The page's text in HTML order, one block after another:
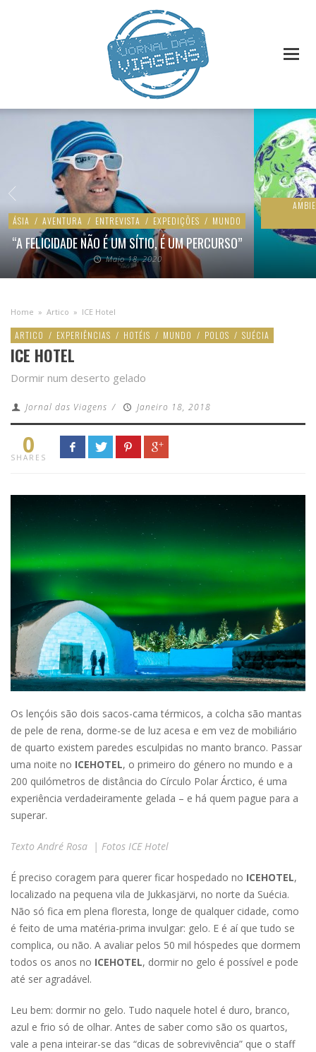
ÁSIA / AVENTURA / ENTREVISTA / EXPEDIÇÕES / MUNDO
“A FELICIDADE NÃO É UM SÍTIO, É UM PERCURSO”
Maio 18, 2020
Home » Artico » ICE Hotel
ARTICO / EXPERIÊNCIAS / HOTÉIS / MUNDO / POLOS / SUÉCIA
ICE HOTEL
Dormir num deserto gelado
Jornal das Viagens / Janeiro 18, 2018
0
SHARES
Os lençóis são dois sacos-cama térmicos, a colcha são mantas
de pele de rena, dorme-se de luz acesa e em vez de mobiliário
de quarto existem paredes esculpidas no manto branco. Passar
uma noite no ICEHOTEL, o primeiro do género no mundo e a
200 quilómetros de distância do Círculo Polar Árctico, é uma
experiência verdadeiramente gelada – e há quem pague para a
superar.
Texto André Rosa | Fotos ICE Hotel
É preciso coragem para querer ficar hospedado no ICEHOTEL,
localizado na pequena vila de Jukkasjärvi, no norte da Suécia.
Não só fica em plena floresta, longe de qualquer cidade, como
é feito de uma matéria-prima invulgar: gelo. E é aí que tudo se
complica, ou não. A avaliar pelos 50 mil hóspedes que dormem
todos os anos no ICEHOTEL, dormir no gelo é possível e pode
até ser agradável.
Leu bem: dormir no gelo. Tudo naquele hotel é duro, branco,
azul e frio só de olhar. Antes de saber como são os quartos,
vale a pena inteirar-se das “dicas de sobrevivência” que o staff